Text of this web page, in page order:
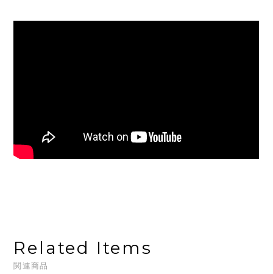
Related Items
関連商品